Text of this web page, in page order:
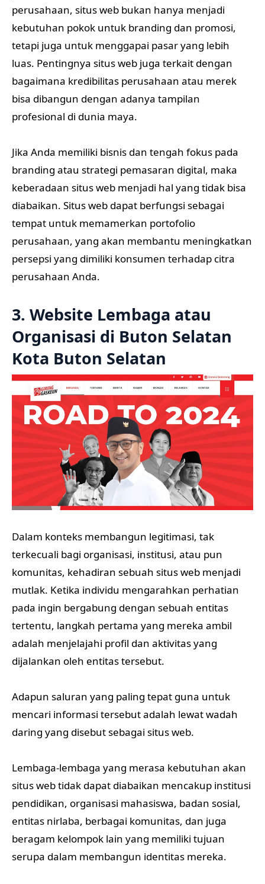
perusahaan, situs web bukan hanya menjadi
kebutuhan pokok untuk branding dan promosi,
tetapi juga untuk menggapai pasar yang lebih
luas. Pentingnya situs web juga terkait dengan
bagaimana kredibilitas perusahaan atau merek
bisa dibangun dengan adanya tampilan
profesional di dunia maya.
Jika Anda memiliki bisnis dan tengah fokus pada
branding atau strategi pemasaran digital, maka
keberadaan situs web menjadi hal yang tidak bisa
diabaikan. Situs web dapat berfungsi sebagai
tempat untuk memamerkan portofolio
perusahaan, yang akan membantu meningkatkan
persepsi yang dimiliki konsumen terhadap citra
perusahaan Anda.
3. Website Lembaga atau
Organisasi di Buton Selatan
Kota Buton Selatan
Dalam konteks membangun legitimasi, tak
terkecuali bagi organisasi, institusi, atau pun
komunitas, kehadiran sebuah situs web menjadi
mutlak. Ketika individu mengarahkan perhatian
pada ingin bergabung dengan sebuah entitas
tertentu, langkah pertama yang mereka ambil
adalah menjelajahi profil dan aktivitas yang
dijalankan oleh entitas tersebut.
Adapun saluran yang paling tepat guna untuk
mencari informasi tersebut adalah lewat wadah
daring yang disebut sebagai situs web.
Lembaga-lembaga yang merasa kebutuhan akan
situs web tidak dapat diabaikan mencakup institusi
pendidikan, organisasi mahasiswa, badan sosial,
entitas nirlaba, berbagai komunitas, dan juga
beragam kelompok lain yang memiliki tujuan
serupa dalam membangun identitas mereka.